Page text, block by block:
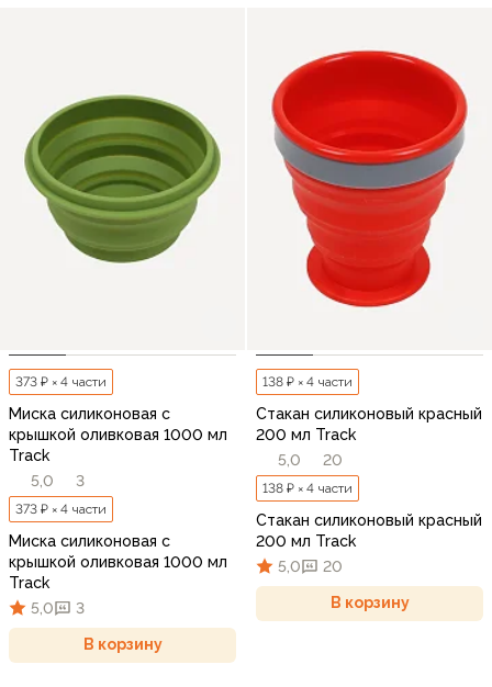
373 ₽ × 4 части
Миска силиконовая с
крышкой оливковая 1000 мл
Track
5,0
3
373 ₽ × 4 части
Миска силиконовая с
крышкой оливковая 1000 мл
Track
5,0
3
В корзину
138 ₽ × 4 части
Стакан силиконовый красный
200 мл Track
5,0
20
138 ₽ × 4 части
Стакан силиконовый красный
200 мл Track
5,0
20
В корзину